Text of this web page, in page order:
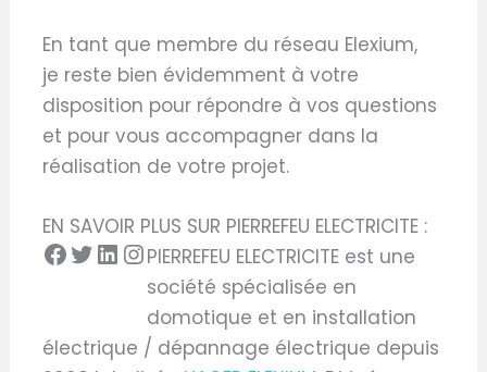
En tant que membre du réseau Elexium,
je reste bien évidemment à votre
disposition pour répondre à vos questions
et pour vous accompagner dans la
réalisation de votre projet.
EN SAVOIR PLUS SUR PIERREFEU ELECTRICITE :
PIERREFEU ELECTRICITE est une
société spécialisée en
domotique et en installation
électrique / dépannage électrique depuis